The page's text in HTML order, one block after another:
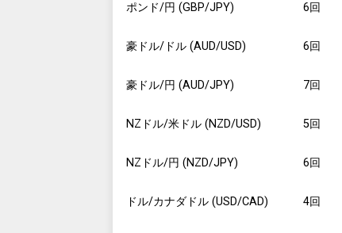
ポンド/円 (GBP/JPY) 6回
豪ドル/ドル (AUD/USD) 6回
豪ドル/円 (AUD/JPY) 7回
NZドル/米ドル (NZD/USD) 5回
NZドル/円 (NZD/JPY) 6回
ドル/カナダドル (USD/CAD) 4回